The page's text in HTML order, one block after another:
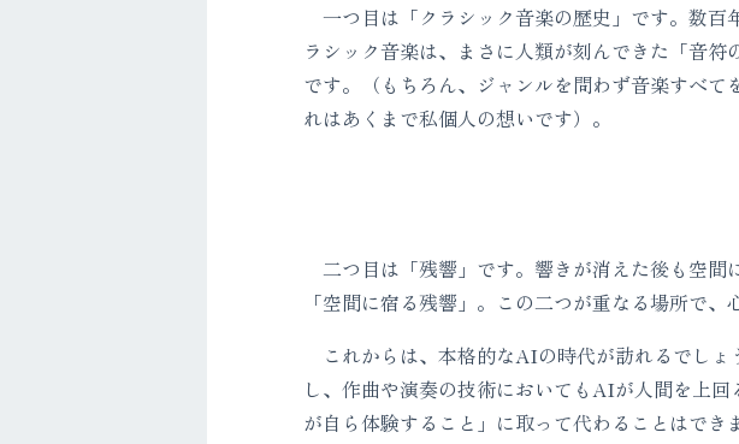
一つ目は「クラシック音楽の歴史」です。数百
ラシック音楽は、まさに人類が刻んできた「音符
です。（もちろん、ジャンルを問わず音楽すべて
れはあくまで私個人の想いです）。
二つ目は「残響」です。響きが消えた後も空間
「空間に宿る残響」。この二つが重なる場所で
これからは、本格的なAIの時代が訪れるでし
し、作曲や演奏の技術においてもAIが人間を上
が自ら体験すること」に取って代わることはでき